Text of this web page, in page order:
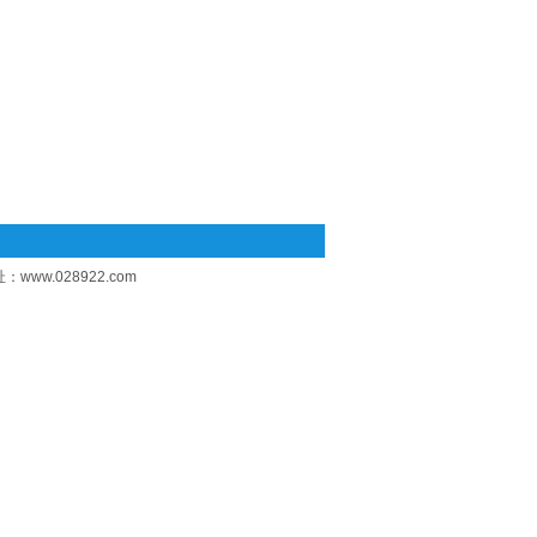
www.028922.com